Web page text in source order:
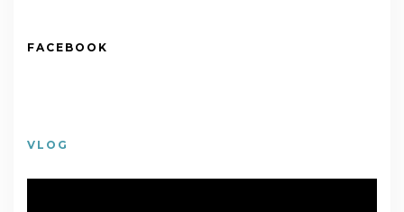
FACEBOOK
VLOG